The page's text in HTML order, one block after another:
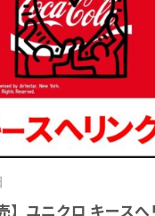
】ユニクロ キース